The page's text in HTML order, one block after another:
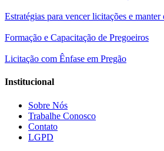
Estratégias para vencer licitações e
Formação e Capacitação de Pregoeiros
Licitação com Ênfase em Pregão
Institucional
Sobre Nós
Trabalhe Conosco
Contato
LGPD